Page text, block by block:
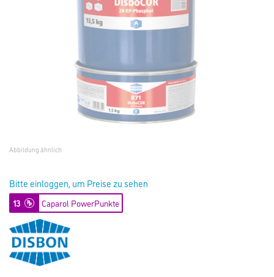
Abbildung ähnlich
Bitte einloggen, um Preise zu sehen
13 Caparol PowerPunkte